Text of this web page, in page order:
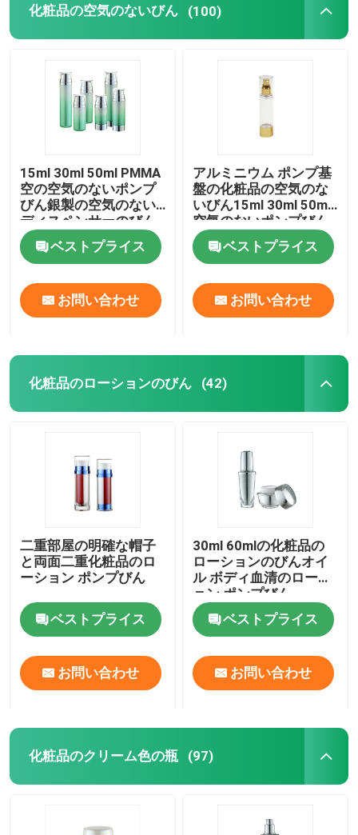
びんのプラスチック ロール
シャンプーおよびコンディショナーのびん
マニキュアの除去剤のびん
プラスチック薄板にされた管
プラスチックねじ帽子
化粧品のローション ポンプ
泡ディスペンサー ポンプ
化粧品の空気のないびん (100)
15ml 30ml 50ml PMMA
空の空気のないポンプ
びん銀製の空気のない
ディスペンサーのびん
ベストプライス
お問い合わせ
アルミニウム ポンプ基
盤の化粧品の空気のな
いびん15ml 30ml 50ml
空気のないポンプびん
ベストプライス
お問い合わせ
化粧品のローションのびん (42)
二重部屋の明確な帽子
と両面二重化粧品のロ
ーション ポンプびん
ベストプライス
お問い合わせ
30ml 60mlの化粧品の
ローションのびんオイ
ル ボディ血清のローシ
ョン ポンプびん
ベストプライス
お問い合わせ
化粧品のクリーム色の瓶 (97)